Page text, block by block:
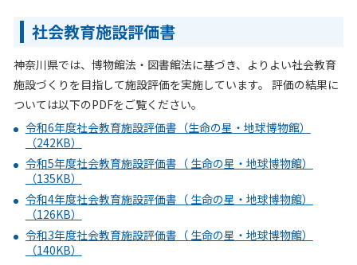
社会教育施設評価書
神奈川県では、博物館法・図書館法に基づき、よりよい社会教育
施設づくりを目指して施設評価を実施しています。 評価の結果に
ついては以下のPDFをご覧ください。
令和6年度社会教育施設評価書（生命の星・地球博物館）
（242KB）
令和5年度社会教育施設評価書（ 生命の星・地球博物館）
（135KB）
令和4年度社会教育施設評価書（ 生命の星・地球博物館）
（126KB）
令和3年度社会教育施設評価書（ 生命の星・地球博物館）
（140KB）